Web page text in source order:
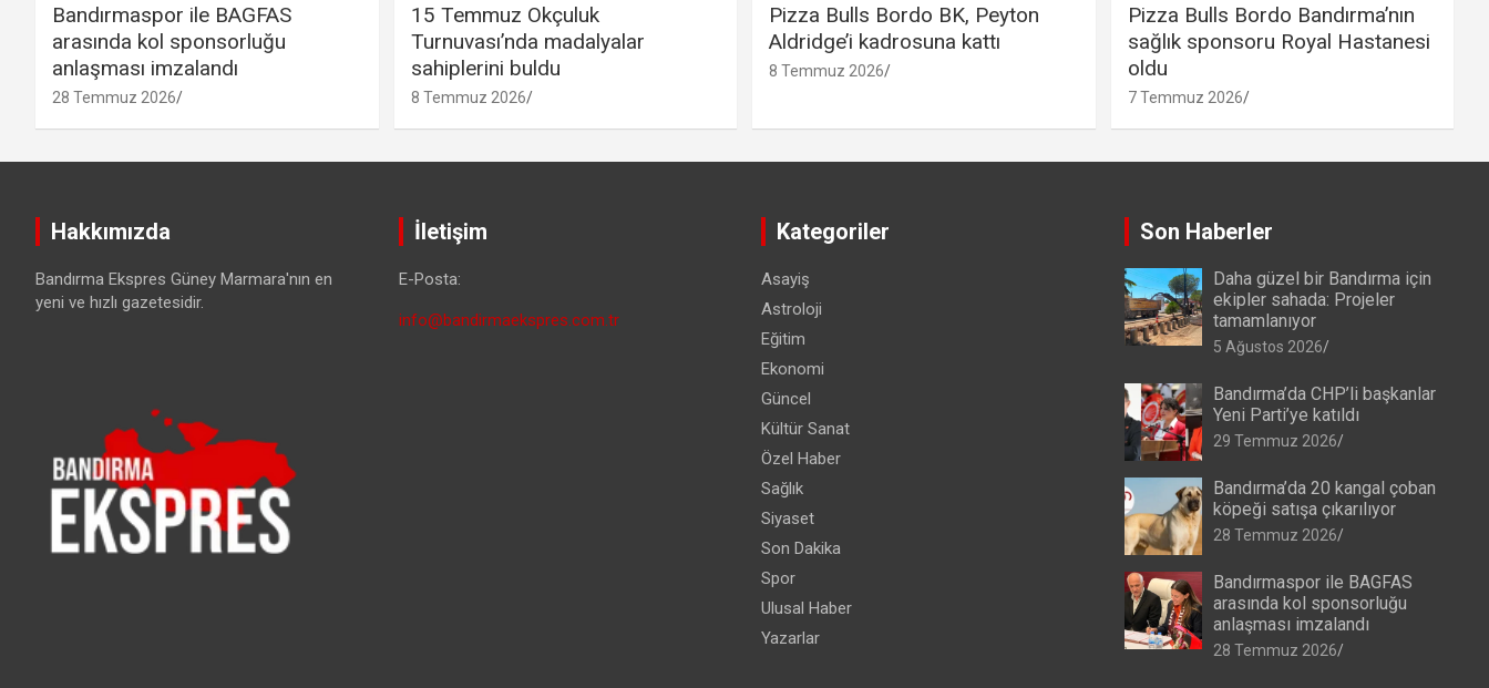
Bandırmaspor ile BAGFAS
arasında kol sponsorluğu
anlaşması imzalandı
28 Temmuz 2026
15 Temmuz Okçuluk
Turnuvası’nda madalyalar
sahiplerini buldu
8 Temmuz 2026
Pizza Bulls Bordo BK, Peyton
Aldridge’i kadrosuna kattı
8 Temmuz 2026
Pizza Bulls Bordo Bandırma’nın
sağlık sponsoru Royal Hastanesi
oldu
7 Temmuz 2026
Hakkımızda
Bandırma Ekspres Güney Marmara'nın en
yeni ve hızlı gazetesidir.
İletişim
E-Posta:
info@bandirmaekspres.com.tr
Kategoriler
Asayiş
Astroloji
Eğitim
Ekonomi
Güncel
Kültür Sanat
Özel Haber
Sağlık
Siyaset
Son Dakika
Spor
Ulusal Haber
Yazarlar
Son Haberler
Daha güzel bir Bandırma için
ekipler sahada: Projeler
tamamlanıyor
5 Ağustos 2026
Bandırma’da CHP’li başkanlar
Yeni Parti’ye katıldı
29 Temmuz 2026
Bandırma’da 20 kangal çoban
köpeği satışa çıkarılıyor
28 Temmuz 2026
Bandırmaspor ile BAGFAS
arasında kol sponsorluğu
anlaşması imzalandı
28 Temmuz 2026